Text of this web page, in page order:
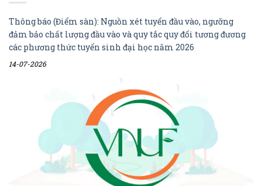
Thông báo (Điểm sàn): Nguồn xét tuyển đầu vào, ngưỡng
đảm bảo chất lượng đầu vào và quy tắc quy đổi tương đương
các phương thức tuyển sinh đại học năm 2026
14-07-2026